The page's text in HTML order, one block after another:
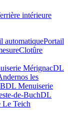
intérieure
automatiquePortail
Clotûre
MérignacDL
les
DL Menuiserie
de-BuchDL
Le Teich